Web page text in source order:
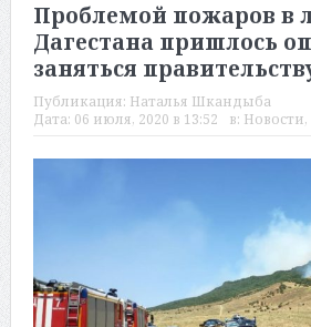
Проблемой пожаров в
Дагестана пришлось
заняться
Публикация: Наталья Шкандыба
Дата: 06 июля, 2020 в 13:52 в: Новости,